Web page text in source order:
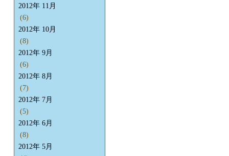
2012年 11月
(6)
2012年 10月
(8)
2012年 9月
(6)
2012年 8月
(7)
2012年 7月
(5)
2012年 6月
(8)
2012年 5月